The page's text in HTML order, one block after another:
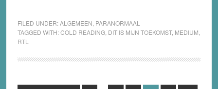
FILED UNDER:ALGEMEEN PARANORMAAL
TAGGED WITH:COLD READING, DIT IS MIJN TOEKOMST, MEDIUM
RTL